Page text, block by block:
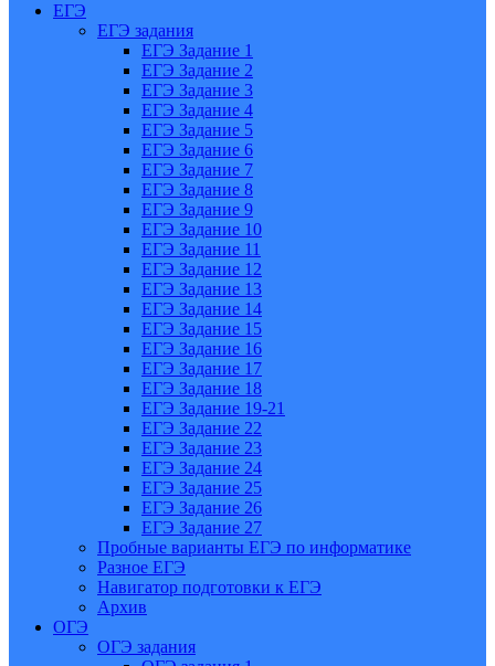
ЕГЭ
ЕГЭ задания
ЕГЭ Задание 1
ЕГЭ Задание 2
ЕГЭ Задание 3
ЕГЭ Задание 4
ЕГЭ Задание 5
ЕГЭ Задание 6
ЕГЭ Задание 7
ЕГЭ Задание 8
ЕГЭ Задание 9
ЕГЭ Задание 10
ЕГЭ Задание 11
ЕГЭ Задание 12
ЕГЭ Задание 13
ЕГЭ Задание 14
ЕГЭ Задание 15
ЕГЭ Задание 16
ЕГЭ Задание 17
ЕГЭ Задание 18
ЕГЭ Задание 19-21
ЕГЭ Задание 22
ЕГЭ Задание 23
ЕГЭ Задание 24
ЕГЭ Задание 25
ЕГЭ Задание 26
ЕГЭ Задание 27
Пробные варианты ЕГЭ по информатике
Разное ЕГЭ
Навигатор подготовки к ЕГЭ
Архив
ОГЭ
ОГЭ задания